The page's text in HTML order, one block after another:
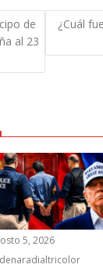
de
al 23
¿Cuál
5, 2026